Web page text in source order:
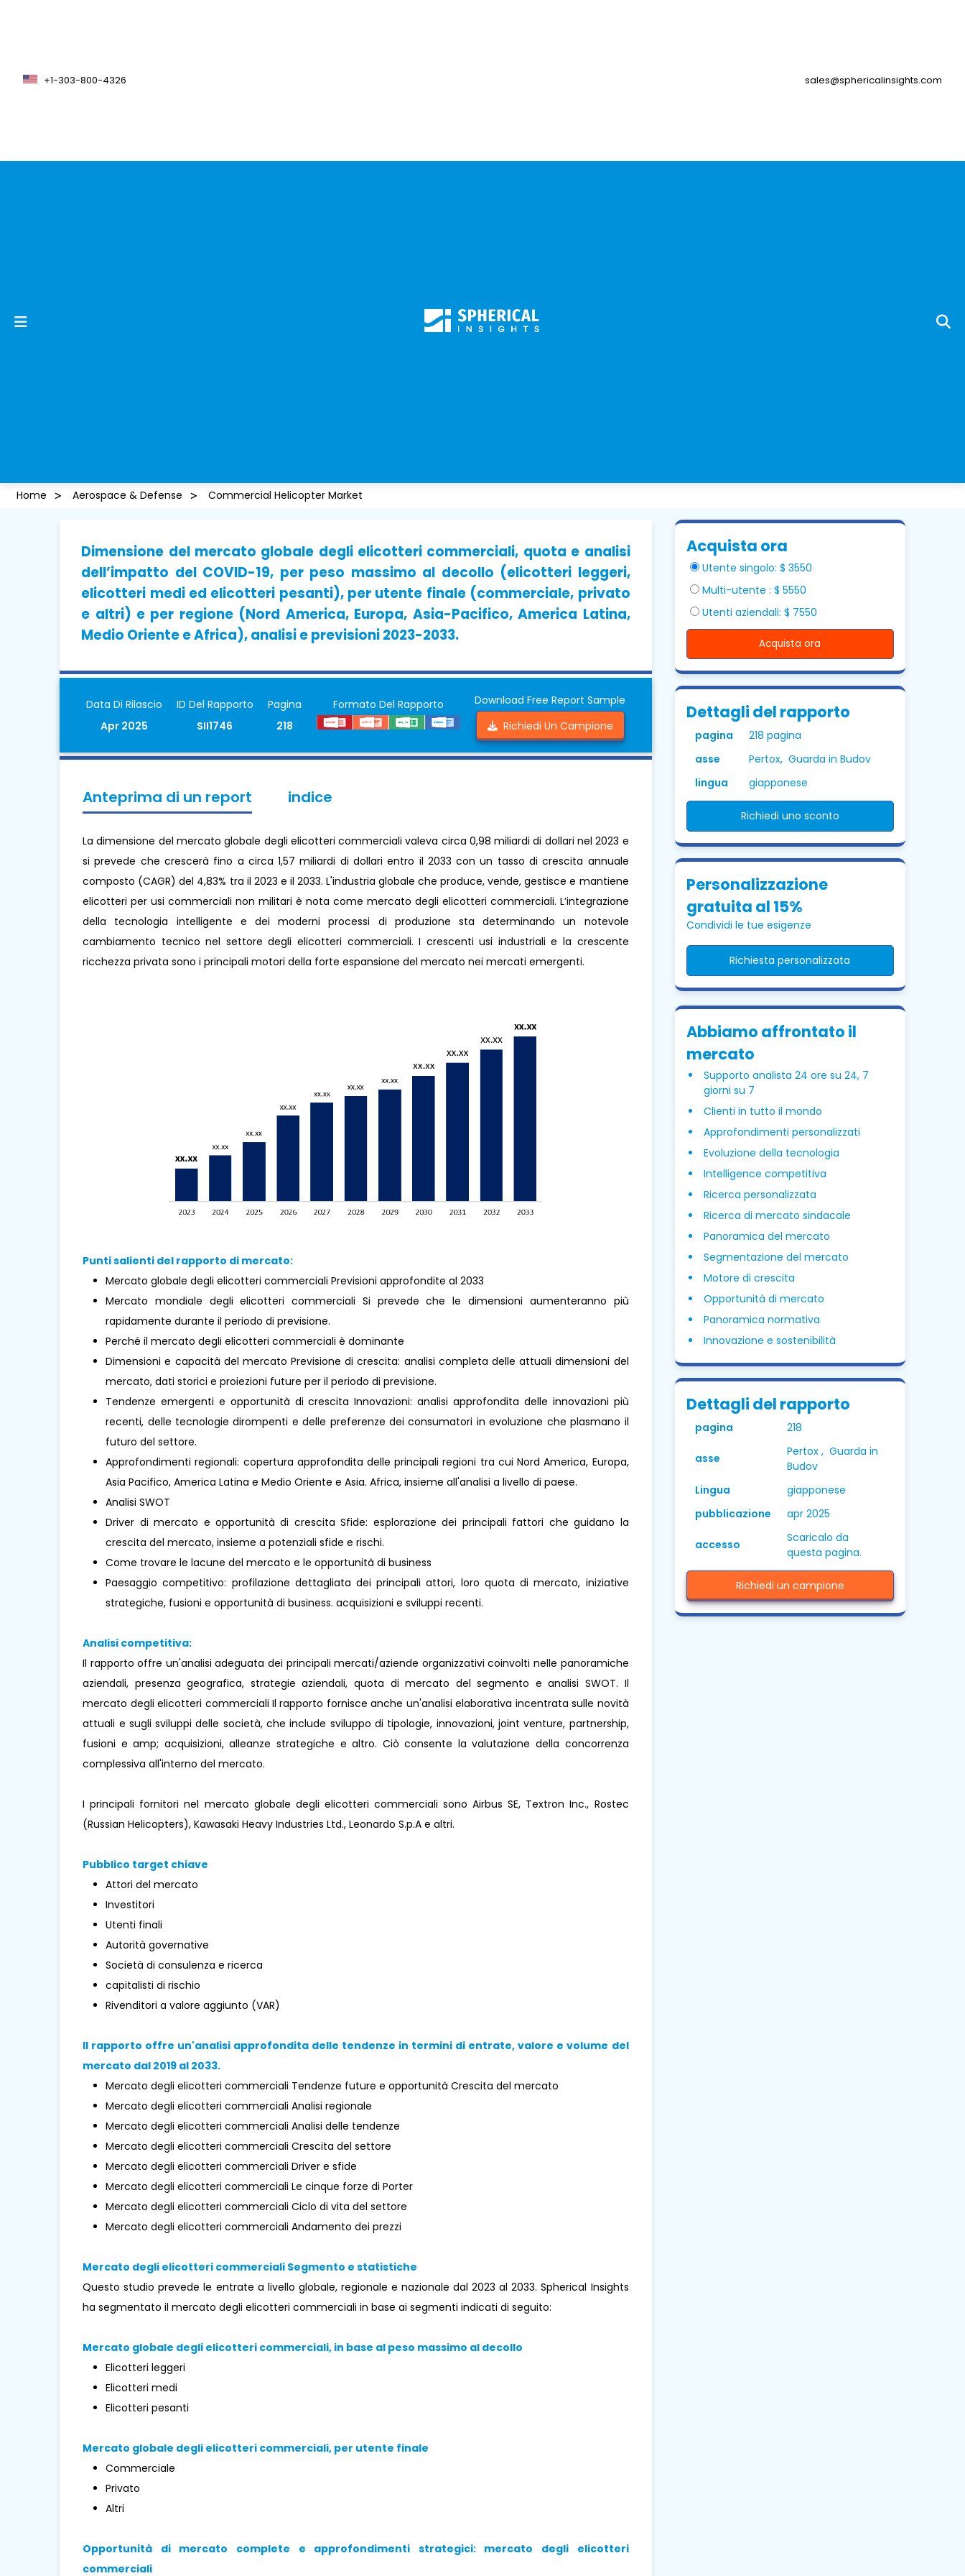
+1-303-800-4326 sales@sphericalinsights.com
Home Aerospace & Defense Commercial Helicopter Market
Dimensione del mercato globale degli elicotteri commerciali, quota e analisi
dell’impatto del COVID-19, per peso massimo al decollo (elicotteri leggeri,
elicotteri medi ed elicotteri pesanti), per utente finale (commerciale, privato
e altri) e per regione (Nord America, Europa, Asia-Pacifico, America Latina,
Medio Oriente e Africa), analisi e previsioni 2023-2033.
Data Di Rilascio
Apr 2025
ID Del Rapporto
SII1746
Pagina
218
Formato Del Rapporto
Download Free Report Sample
Richiedi Un Campione
Anteprima di un report indice
La dimensione del mercato globale degli elicotteri commerciali valeva circa 0,98 miliardi di dollari nel 2023 e
si prevede che crescerà fino a circa 1,57 miliardi di dollari entro il 2033 con un tasso di crescita annuale
composto (CAGR) del 4,83% tra il 2023 e il 2033. L'industria globale che produce, vende, gestisce e mantiene
elicotteri per usi commerciali non militari è nota come mercato degli elicotteri commerciali. L’integrazione
della tecnologia intelligente e dei moderni processi di produzione sta determinando un notevole
cambiamento tecnico nel settore degli elicotteri commerciali. I crescenti usi industriali e la crescente
ricchezza privata sono i principali motori della forte espansione del mercato nei mercati emergenti.
Punti salienti del rapporto di mercato:
Mercato globale degli elicotteri commerciali Previsioni approfondite al 2033
Mercato mondiale degli elicotteri commerciali Si prevede che le dimensioni aumenteranno più
rapidamente durante il periodo di previsione.
Perché il mercato degli elicotteri commerciali è dominante
Dimensioni e capacità del mercato Previsione di crescita: analisi completa delle attuali dimensioni del
mercato, dati storici e proiezioni future per il periodo di previsione.
Tendenze emergenti e opportunità di crescita Innovazioni: analisi approfondita delle innovazioni più
recenti, delle tecnologie dirompenti e delle preferenze dei consumatori in evoluzione che plasmano il
futuro del settore.
Approfondimenti regionali: copertura approfondita delle principali regioni tra cui Nord America, Europa,
Asia Pacifico, America Latina e Medio Oriente e Asia. Africa, insieme all'analisi a livello di paese.
Analisi SWOT
Driver di mercato e opportunità di crescita Sfide: esplorazione dei principali fattori che guidano la
crescita del mercato, insieme a potenziali sfide e rischi.
Come trovare le lacune del mercato e le opportunità di business
Paesaggio competitivo: profilazione dettagliata dei principali attori, loro quota di mercato, iniziative
strategiche, fusioni e opportunità di business. acquisizioni e sviluppi recenti.
Analisi competitiva:
Il rapporto offre un'analisi adeguata dei principali mercati/aziende organizzativi coinvolti nelle panoramiche
aziendali, presenza geografica, strategie aziendali, quota di mercato del segmento e analisi SWOT. Il
mercato degli elicotteri commerciali Il rapporto fornisce anche un'analisi elaborativa incentrata sulle novità
attuali e sugli sviluppi delle società, che include sviluppo di tipologie, innovazioni, joint venture, partnership,
fusioni e amp; acquisizioni, alleanze strategiche e altro. Ciò consente la valutazione della concorrenza
complessiva all'interno del mercato.
I principali fornitori nel mercato globale degli elicotteri commerciali sono Airbus SE, Textron Inc., Rostec
(Russian Helicopters), Kawasaki Heavy Industries Ltd., Leonardo S.p.A e altri.
Pubblico target chiave
Attori del mercato
Investitori
Utenti finali
Autorità governative
Società di consulenza e ricerca
capitalisti di rischio
Rivenditori a valore aggiunto (VAR)
Il rapporto offre un'analisi approfondita delle tendenze in termini di entrate, valore e volume del
mercato dal 2019 al 2033.
Mercato degli elicotteri commerciali Tendenze future e opportunità Crescita del mercato
Mercato degli elicotteri commerciali Analisi regionale
Mercato degli elicotteri commerciali Analisi delle tendenze
Mercato degli elicotteri commerciali Crescita del settore
Mercato degli elicotteri commerciali Driver e sfide
Mercato degli elicotteri commerciali Le cinque forze di Porter
Mercato degli elicotteri commerciali Ciclo di vita del settore
Mercato degli elicotteri commerciali Andamento dei prezzi
Mercato degli elicotteri commerciali Segmento e statistiche
Questo studio prevede le entrate a livello globale, regionale e nazionale dal 2023 al 2033. Spherical Insights
ha segmentato il mercato degli elicotteri commerciali in base ai segmenti indicati di seguito:
Mercato globale degli elicotteri commerciali, in base al peso massimo al decollo
Elicotteri leggeri
Elicotteri medi
Elicotteri pesanti
Mercato globale degli elicotteri commerciali, per utente finale
Commerciale
Privato
Altri
Opportunità di mercato complete e approfondimenti strategici: mercato degli elicotteri
commerciali
Acquista ora
Utente singolo: $ 3550
Multi-utente : $ 5550
Utenti aziendali: $ 7550
Acquista ora
Dettagli del rapporto
pagina
218 pagina
asse
Pertox, Guarda in Budov
lingua
giapponese
Richiedi uno sconto
Personalizzazione
gratuita al 15%
Condividi le tue esigenze
Richiesta personalizzata
Abbiamo affrontato il
mercato
Supporto analista 24 ore su 24, 7
giorni su 7
Clienti in tutto il mondo
Approfondimenti personalizzati
Evoluzione della tecnologia
Intelligence competitiva
Ricerca personalizzata
Ricerca di mercato sindacale
Panoramica del mercato
Segmentazione del mercato
Motore di crescita
Opportunità di mercato
Panoramica normativa
Innovazione e sostenibilità
Dettagli del rapporto
pagina 218
asse
Pertox , Guarda in
Budov
Lingua
giapponese
pubblicazione
apr 2025
accesso
Scaricalo da
questa pagina.
Richiedi un campione